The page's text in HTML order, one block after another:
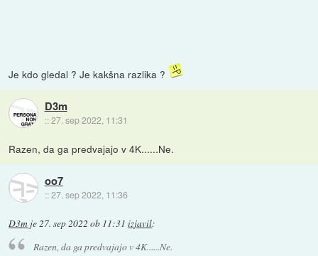
Je kdo gledal ? Je kakšna razlika ?
D3m
::27. sep 2022, 11:31
Razen, da ga predvajajo v 4K......Ne.
oo7
::27. sep 2022, 11:36
D3m je27. sep 2022 ob 11:31 izjavil:
Razen, da ga predvajajo v 4K......Ne.